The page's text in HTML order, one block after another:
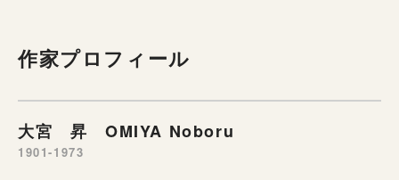
作家プロフィール
大宮 昇 OMIYA Noboru
1901-1973